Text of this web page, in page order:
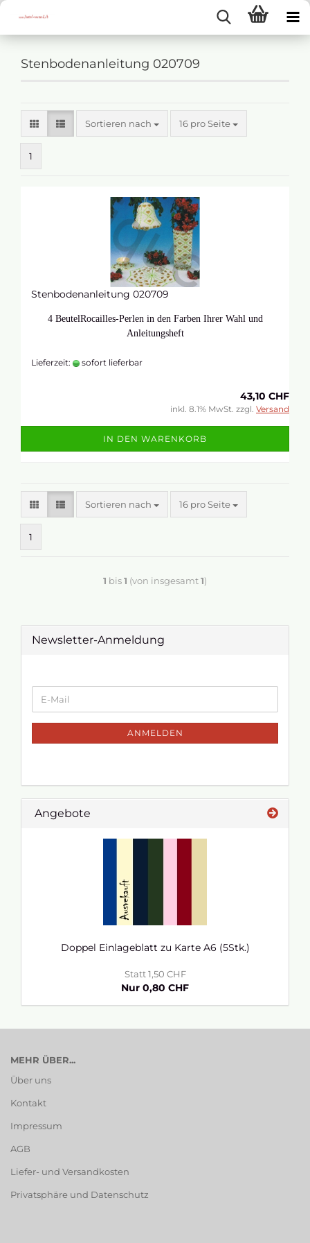
Stenbodenanleitung 020709
Sortieren nach 16 pro Seite
1
Stenbodenanleitung 020709
4 BeutelRocailles-Perlen in den Farben Ihrer Wahl und
Anleitungsheft
Lieferzeit: sofort lieferbar
43,10 CHF
inkl. 8.1% MwSt. zzgl. Versand
IN DEN WARENKORB
Sortieren nach 16 pro Seite
1
1 bis1 (von insgesamt1)
Newsletter-Anmeldung
ANMELDEN
Angebote
Doppel Einlageblatt zu Karte A6 (5Stk.)
Statt 1,50 CHF
Nur 0,80 CHF
MEHR ÜBER...
Über uns
Kontakt
Impressum
AGB
Liefer- und Versandkosten
Privatsphäre und Datenschutz